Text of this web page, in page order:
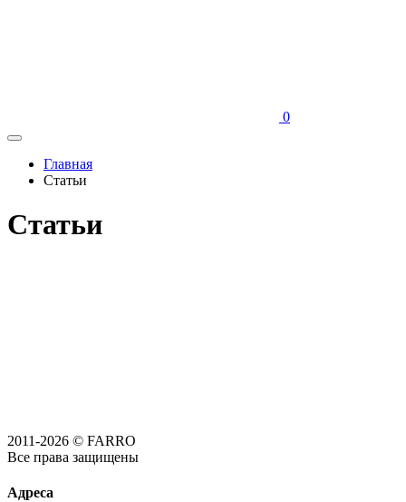
0
Главная
Статьи
Статьи
2011-2026 © FARRO
Все права защищены
Адреса